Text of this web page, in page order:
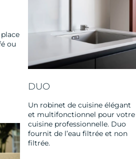
ou
DUO
Un robinet de cuisine élégant
et multifonctionnel pour votre
cuisine professionnelle. Duo
fournit de l’eau filtrée et non
filtrée.